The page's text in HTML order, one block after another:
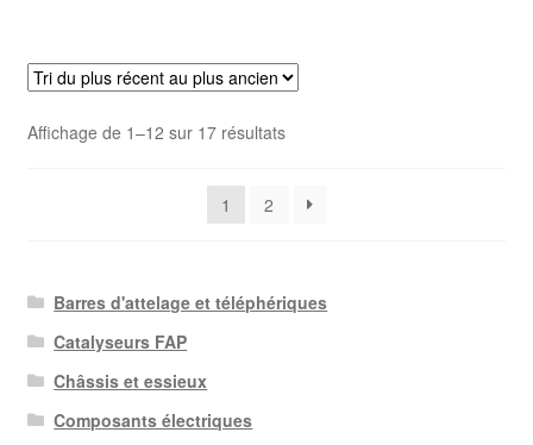
Affichage de 1–12 sur 17 résultatsTrié
récent
1 2
Barres d'attelage et téléphériques
Catalyseurs FAP
Châssis et essieux
Composants électriques